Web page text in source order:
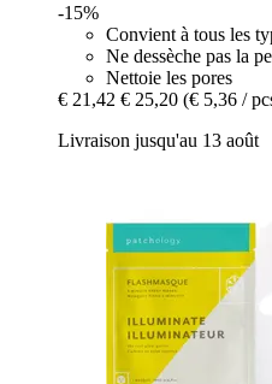
-15%
Convient à tous les
Ne dessèche pas la
Nettoie les pores
€ 21,42 € 25,20 (€ 5,36 /
Livraison jusqu'au 13 août